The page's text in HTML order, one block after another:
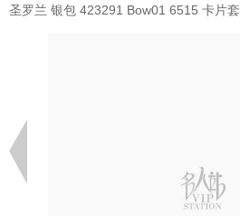
圣罗兰 银包 423291 Bow01 6515 卡片套